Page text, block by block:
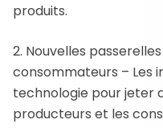
produits.
2. Nouvelles
consommateurs – Les
technologie pour jeter
producteurs et les